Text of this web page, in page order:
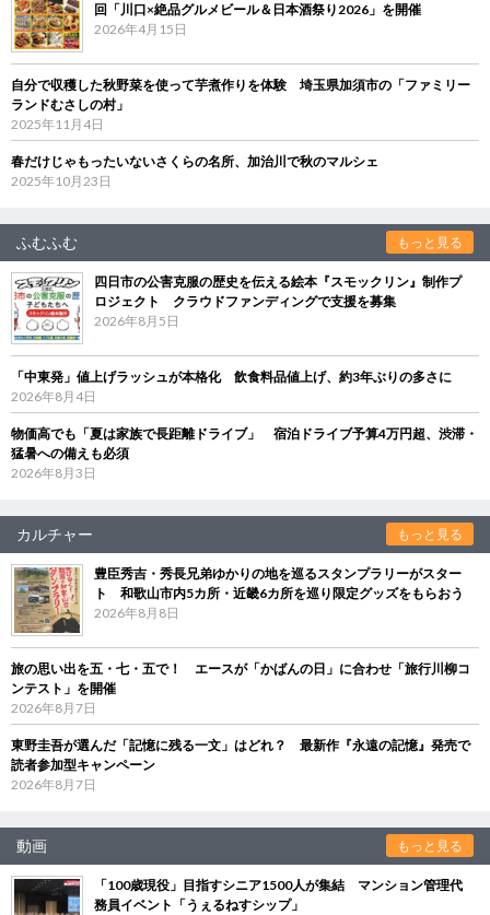
回「川口×絶品グルメビール＆日本酒祭り2026」を開催
2026年4月15日
自分で収穫した秋野菜を使って芋煮作りを体験 埼玉県加須市の「ファミリー
ランドむさしの村」
2025年11月4日
春だけじゃもったいないさくらの名所、加治川で秋のマルシェ
2025年10月23日
ふむふむ もっと見る
四日市の公害克服の歴史を伝える絵本『スモックリン』制作プ
ロジェクト クラウドファンディングで支援を募集
2026年8月5日
「中東発」値上げラッシュが本格化 飲食料品値上げ、約3年ぶりの多さに
2026年8月4日
物価高でも「夏は家族で長距離ドライブ」 宿泊ドライブ予算4万円超、渋滞・
猛暑への備えも必須
2026年8月3日
カルチャー もっと見る
豊臣秀吉・秀長兄弟ゆかりの地を巡るスタンプラリーがスター
ト 和歌山市内5カ所・近畿6カ所を巡り限定グッズをもらおう
2026年8月8日
旅の思い出を五・七・五で！ エースが「かばんの日」に合わせ「旅行川柳コ
ンテスト」を開催
2026年8月7日
東野圭吾が選んだ「記憶に残る一文」はどれ？ 最新作『永遠の記憶』発売で
読者参加型キャンペーン
2026年8月7日
動画 もっと見る
「100歳現役」目指すシニア1500人が集結 マンション管理代
務員イベント「うぇるねすシップ」